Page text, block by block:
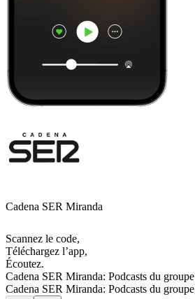
Cadena SER Miranda
Scannez le code,
Téléchargez l’app,
Écoutez.
Cadena SER Miranda: Podcasts du groupe
Cadena SER Miranda: Podcasts du groupe